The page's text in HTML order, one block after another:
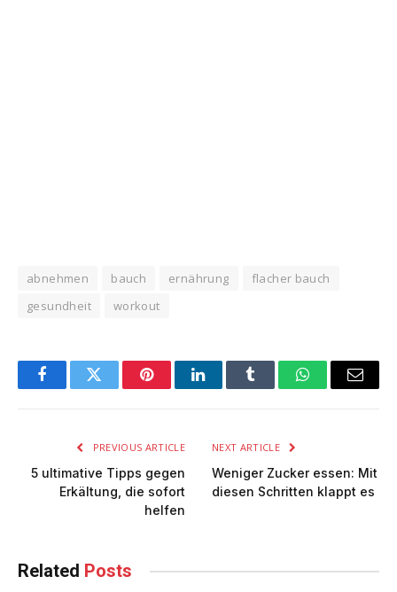
abnehmen bauch ernährung
flacher bauch
gesundheit
workout
FacebookTwitter PinterestLinkedInTumblr WhatsAppEmail
PREVIOUS ARTICLE
5 ultimative Tipps gegen
Erkältung, die sofort
helfen
NEXT ARTICLE
Weniger Zucker essen: Mit
diesen Schritten klappt es
Related Posts